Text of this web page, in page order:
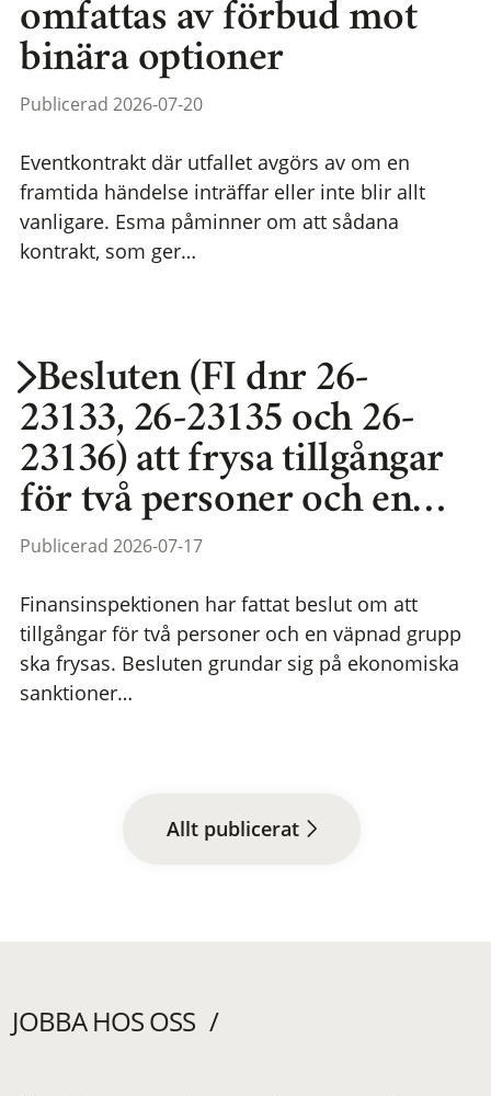
omfattas av förbud mot
binära optioner
Publicerad 2026-07-20
Eventkontrakt där utfallet avgörs av om en
framtida händelse inträffar eller inte blir allt
vanligare. Esma påminner om att sådana
kontrakt, som ger…
Besluten (FI dnr 26-
23133, 26-23135 och 26-
23136) att frysa tillgångar
för två personer och en…
Publicerad 2026-07-17
Finansinspektionen har fattat beslut om att
tillgångar för två personer och en väpnad grupp
ska frysas. Besluten grundar sig på ekonomiska
sanktioner…
Allt publicerat
JOBBA HOS OSS